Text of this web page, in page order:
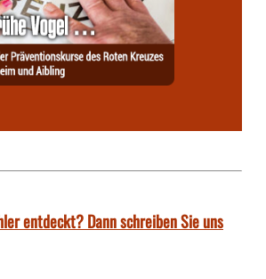
entdeckt? Dann schreiben Sie uns